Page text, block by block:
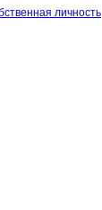
личность